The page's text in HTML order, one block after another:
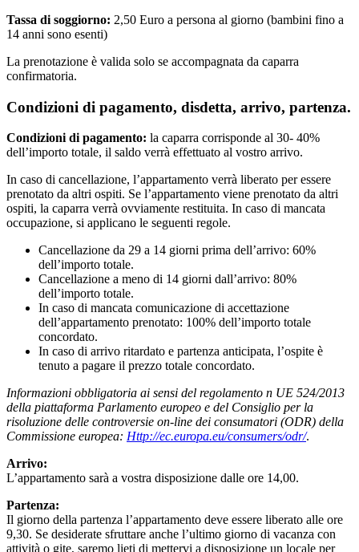
Tassa di soggiorno: 2,50 Euro a persona al giorno (bambini fino a
14 anni sono esenti)
La prenotazione è valida solo se accompagnata da caparra
confirmatoria.
Condizioni di pagamento, disdetta, arrivo, partenza.
Condizioni di pagamento: la caparra corrisponde al 30- 40%
dell’importo totale, il saldo verrà effettuato al vostro arrivo.
In caso di cancellazione, l’appartamento verrà liberato per essere
prenotato da altri ospiti. Se l’appartamento viene prenotato da altri
ospiti, la caparra verrà ovviamente restituita. In caso di mancata
occupazione, si applicano le seguenti regole.
Cancellazione da 29 a 14 giorni prima dell’arrivo: 60%
dell’importo totale.
Cancellazione a meno di 14 giorni dall’arrivo: 80%
dell’importo totale.
In caso di mancata comunicazione di accettazione
dell’appartamento prenotato: 100% dell’importo totale
concordato.
In caso di arrivo ritardato e partenza anticipata, l’ospite è
tenuto a pagare il prezzo totale concordato.
Informazioni obbligatoria ai sensi del regolamento n UE 524/2013
della piattaforma Parlamento europeo e del Consiglio per la
risoluzione delle controversie on-line dei consumatori (ODR) della
Commissione europea: Http://ec.europa.eu/consumers/odr/.
Arrivo:
L’appartamento sarà a vostra disposizione dalle ore 14,00.
Partenza:
Il giorno della partenza l’appartamento deve essere liberato alle ore
9,30. Se desiderate sfruttare anche l’ultimo giorno di vacanza con
attività o gite, saremo lieti di mettervi a disposizione un locale per